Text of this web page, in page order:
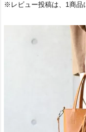
※レビュー投稿は、1商品